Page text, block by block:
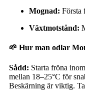
Mognad: Första
Växtmotstånd:
🌱 Hur man odlar
Sådd: Starta fröna
mellan 18–25°C för
Beskärning är viktig.